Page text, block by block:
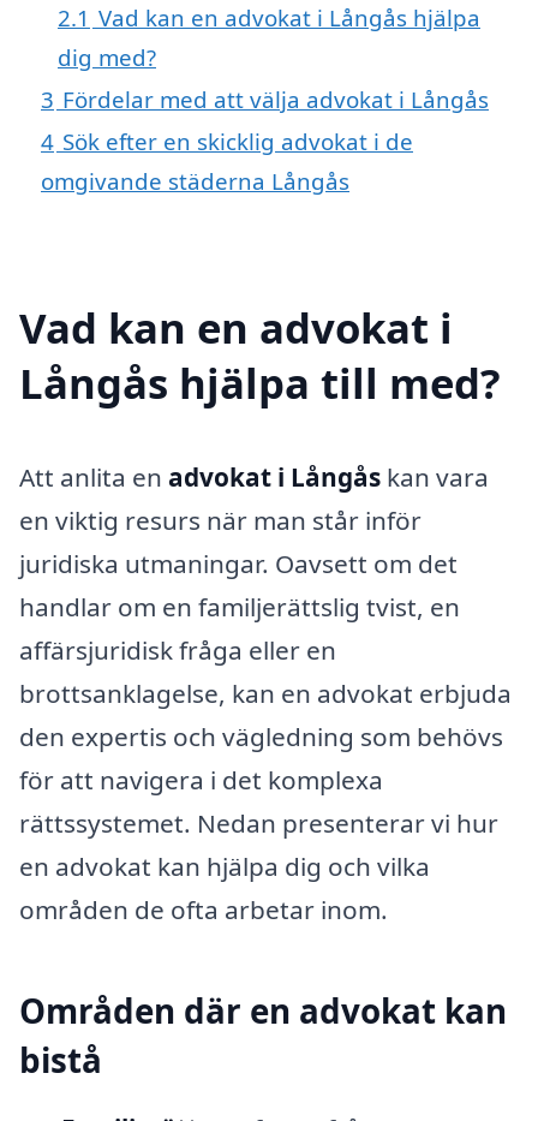
2.1 Vad kan en advokat i Långås hjälpa
dig med?
3 Fördelar med att välja advokat i Långås
4 Sök efter en skicklig advokat i de
omgivande städerna Långås
Vad kan en advokat i
Långås hjälpa till med?
Att anlita en advokat i Långås kan vara
en viktig resurs när man står inför
juridiska utmaningar. Oavsett om det
handlar om en familjerättslig tvist, en
affärsjuridisk fråga eller en
brottsanklagelse, kan en advokat erbjuda
den expertis och vägledning som behövs
för att navigera i det komplexa
rättssystemet. Nedan presenterar vi hur
en advokat kan hjälpa dig och vilka
områden de ofta arbetar inom.
Områden där en advokat kan
bistå